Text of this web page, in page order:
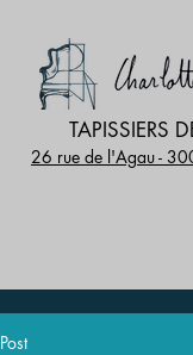
TAPISSIERS
26 rue de l'Agau -
Post